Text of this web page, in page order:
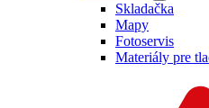
Skladačka
Mapy
Fotoservis
Materiály pre